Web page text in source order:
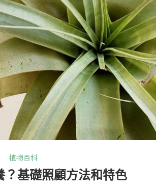
植物百科
？基礎照顧方法和特色